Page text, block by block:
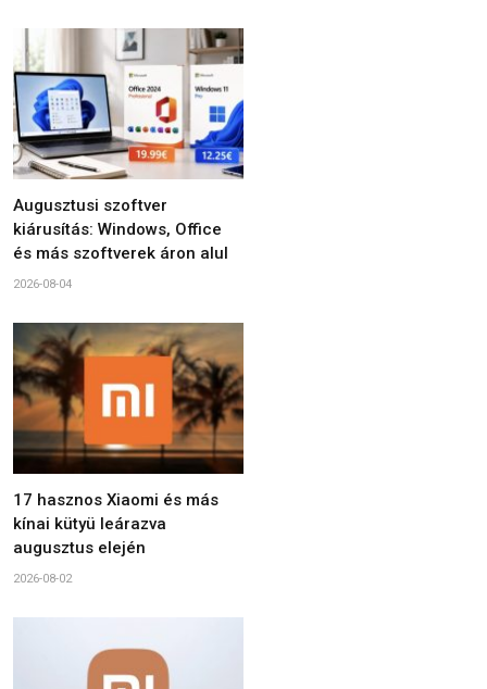
Augusztusi szoftver
kiárusítás: Windows, Office
és más szoftverek áron alul
2026-08-04
17 hasznos Xiaomi és más
kínai kütyü leárazva
augusztus elején
2026-08-02